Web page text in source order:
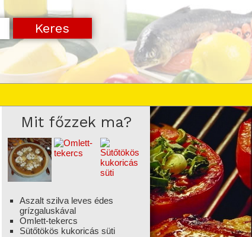
Mit főzzek ma?
Aszalt szilva leves édes
grízgaluskával
Omlett-tekercs
Sütőtökös kukoricás süti